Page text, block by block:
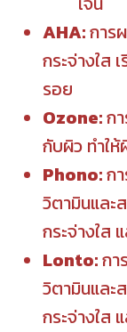
AHA:การ
กระจ่างใส
รอย
Ozone:ก
กับผิว ทำใ
Phono:ก
วิตามินและ
กระจ่างใส
Lonto:กา
วิตามินและ
กระจ่างใส